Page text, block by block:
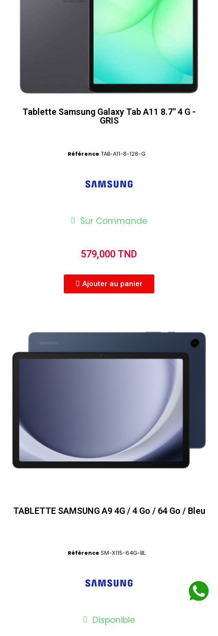
Tablette Samsung Galaxy Tab A11 8.7" 4 G -
GRIS
Référence TAB-A11-8-128-G
Sur Commande
579,000 TND
Ajouter au panier
TABLETTE SAMSUNG A9 4G / 4 Go / 64 Go / Bleu
Référence SM-X115-64G-BL
Disponible